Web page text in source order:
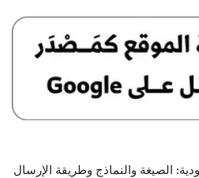
الصيغة والنماذج وطريقة الإرسال